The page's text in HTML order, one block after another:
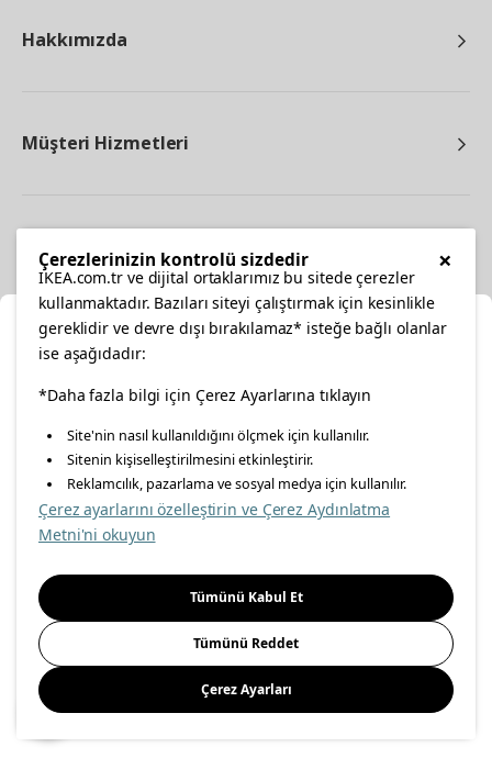
Hakkımızda
Müşteri Hizmetleri
facebooktwitterinstagrampinterestyoutube
linkedin
Enerji Politikası Bilgi Güvenliği Politikası
Gıda Güvenliği Politikası
Önemli Bilgilendirme İnternet Sitesi Gizlilik Politikası
Kişisel Verilerin Korunması
© Inter IKEA Systems B.V 1999-
Konumunuzu Seçin
İnternetten vereceğiniz siparişlerinizde size özel hizmet ve
içerikleri görebilmek için lütfen konumuzu seçin.
İl seçiniz
Seçiniz
Kaydet
×
Çerezlerinizin kontrolü sizdedir
IKEA.com.tr ve dijital ortaklarımız bu sitede çerezler
kullanmaktadır. Bazıları siteyi çalıştırmak için kesinlikle
gereklidir ve devre dışı bırakılamaz* isteğe bağlı olanlar
ise aşağıdadır:
*Daha fazla bilgi için Çerez Ayarlarına tıklayın
Site'nin nasıl kullanıldığını ölçmek için kullanılır.
Sitenin kişiselleştirilmesini etkinleştirir.
Reklamcılık, pazarlama ve sosyal medya için kullanılır.
Çerez ayarlarını özelleştirin ve Çerez Aydınlatma
Metni'ni okuyun
Tümünü Kabul Et
Tümünü Reddet
Çerez Ayarları